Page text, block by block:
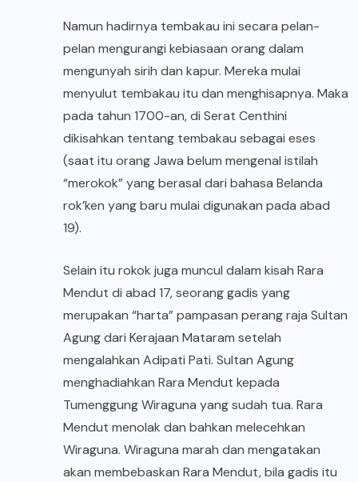
Namun hadirnya tembakau ini secara pelan-
pelan mengurangi kebiasaan orang dalam
mengunyah sirih dan kapur. Mereka mulai
menyulut tembakau itu dan menghisapnya. Maka
pada tahun 1700-an, di Serat Centhini
dikisahkan tentang tembakau sebagai eses
(saat itu orang Jawa belum mengenal istilah
“merokok” yang berasal dari bahasa Belanda
rok’ken yang baru mulai digunakan pada abad
19).
Selain itu rokok juga muncul dalam kisah Rara
Mendut di abad 17, seorang gadis yang
merupakan “harta” pampasan perang raja Sultan
Agung dari Kerajaan Mataram setelah
mengalahkan Adipati Pati. Sultan Agung
menghadiahkan Rara Mendut kepada
Tumenggung Wiraguna yang sudah tua. Rara
Mendut menolak dan bahkan melecehkan
Wiraguna. Wiraguna marah dan mengatakan
akan membebaskan Rara Mendut, bila gadis itu